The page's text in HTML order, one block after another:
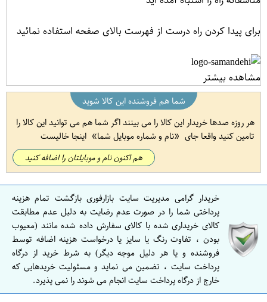
برای پیدا کردن راه درست از فهرست بالای صفحه استفاده نمائید
مشاهده بیشتر
شما هم فروشنده این کالا شوید
هر روزه صدها خریدار این کالا را می بینند اگر شما هم می توانید این کالا را
تامین کنید واقعا جای
نام و شماره موبایل شما اینجا خالیست
هم اکنون نام و موبایلتان را اضافه کنید
خریدار گرامی مدیریت سایت بازارفوری بازگشت تمام هزینه
پرداختی شما را در صورت عدم رضایت به دلیل عدم مطابقت
کالای خریداری شده با کالای سفارش داده شده مانند (معیوب
بودن ، تفاوت رنگ یا سایز یا درخواست هزینه اضافه توسط
فروشنده و یا هر دلیل موجه دیگر) به شرط خرید از درگاه
پرداخت سایت ، تضمین می نماید و مسئولیت خریدهایی که
خارج از درگاه پرداخت سایت انجام می شوند را نمی پذیرد.